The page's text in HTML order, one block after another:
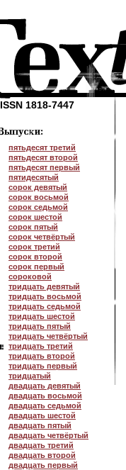
ISSN 1818-7447
пятьдесят третий
пятьдесят второй
пятьдесят первый
пятидесятый
сорок девятый
сорок восьмой
сорок седьмой
сорок шестой
сорок пятый
сорок четвёртый
сорок третий
сорок второй
сорок первый
сороковой
тридцать девятый
тридцать восьмой
тридцать седьмой
тридцать шестой
тридцать пятый
тридцать четвёртый
тридцать третий
тридцать второй
тридцать первый
тридцатый
двадцать девятый
двадцать восьмой
двадцать седьмой
двадцать шестой
двадцать пятый
двадцать четвёртый
двадцать третий
двадцать второй
двадцать первый